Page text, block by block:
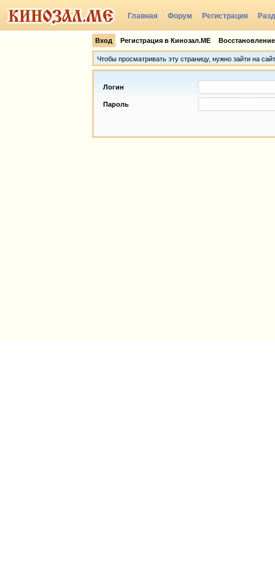
Главная Форум Регистрация
Вход Регистрация в Кинозал.МЕ
Чтобы просматривать эту страницу, нужно зайти на сайт
Логин
Пароль